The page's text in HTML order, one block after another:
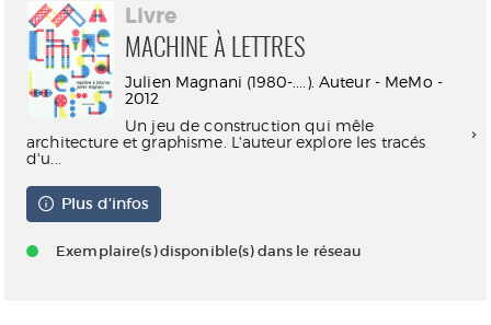
Livre
MACHINE À LETTRES
Julien Magnani (1980-....). Auteur - MeMo -
2012
Un jeu de construction qui mêle
architecture et graphisme. L'auteur explore les tracés
d'u...
Plus d'infos
Exemplaire(s) disponible(s) dans le réseau